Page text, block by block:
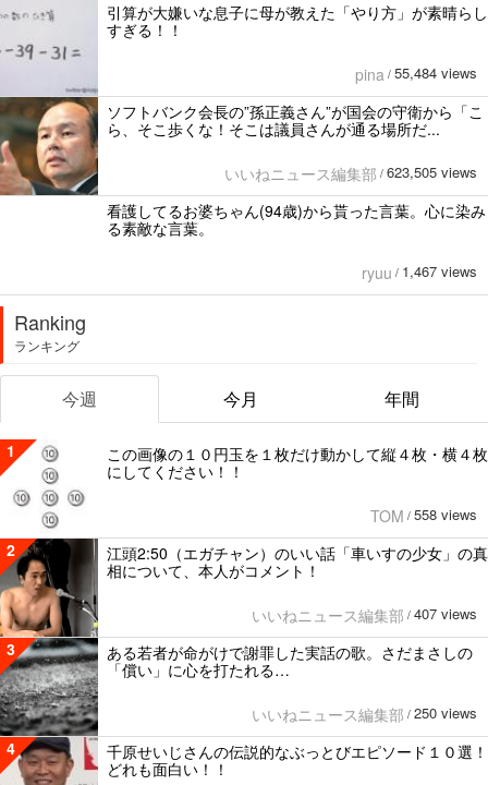
引算が大嫌いな息子に母が教えた「やり方」が素晴らし
すぎる！！
pina / 55,484 views
ソフトバンク会長の”孫正義さん”が国会の守衛から「こ
ら、そこ歩くな！そこは議員さんが通る場所だ...
いいねニュース編集部 / 623,505 views
看護してるお婆ちゃん(94歳)から貰った言葉。心に染み
る素敵な言葉。
ryuu / 1,467 views
Ranking
ランキング
今週 今月 年間
1
この画像の１０円玉を１枚だけ動かして縦４枚・横４枚
にしてください！！
TOM / 558 views
2
江頭2:50（エガチャン）のいい話「車いすの少女」の真
相について、本人がコメント！
いいねニュース編集部 / 407 views
3
ある若者が命がけで謝罪した実話の歌。さだまさしの
「償い」に心を打たれる…
いいねニュース編集部 / 250 views
4
千原せいじさんの伝説的なぶっとびエピソード１０選！
どれも面白い！！